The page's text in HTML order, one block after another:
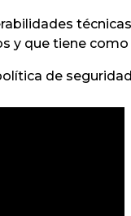
y que tiene
de